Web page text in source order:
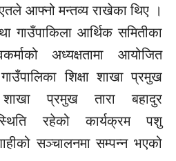
आफ्नो मन्तव्य राखेका थिए ।
गाउँपाकिला आर्थिक समितीका
अध्यक्षतामा आयोजित
शिक्षा शाखा प्रमुख
प्रमुख तारा बहादुर
रहेको कार्यक्रम पशु
सञ्चालनमा सम्पन्न भएको